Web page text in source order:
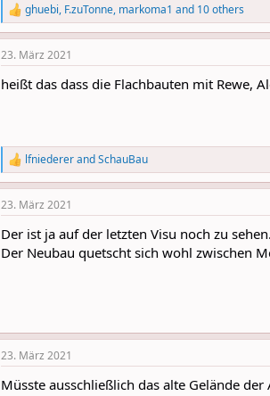
R
e
a
c
i
:
ghuebi, F.zuTonne, markoma1 and 10 others
23. März 2021
heißt das dass die Flachbauten mit Rewe,
R
e
a
c
i
o
lfniedererandSchauBau
23. März 2021
Der ist ja auf der letzten Visu noch zu sehen.
Der Neubau quetscht sich wohl zwischen
23. März 2021
Müsste ausschließlich das alte Gelände